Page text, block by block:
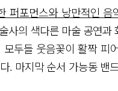
퍼포먼스와 낭만적인 음
사의 색다른 마술 공연
두들 웃음꽃이 활짝
. 마지막 순서 가능동